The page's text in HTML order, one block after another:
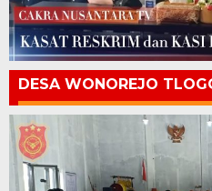
DESA WONOREJO